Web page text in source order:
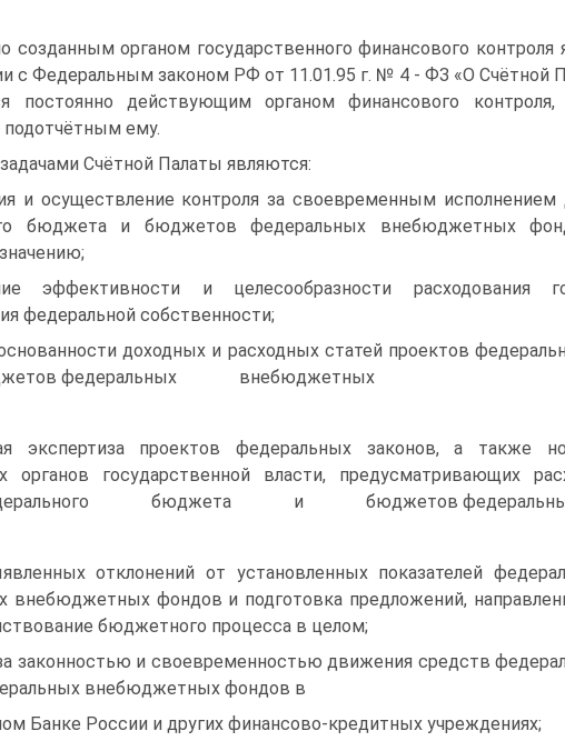
созданным органом государственного финансового контроля
с Федеральным законом РФ от 11.01.95 г. № 4 - ФЗ «О Счётной
постоянно действующим органом финансового
ему.
Счётной Палаты являются:
и осуществление контроля за своевременным
бюджета и бюджетов федеральных внебюджетных
эффективности и целесообразности расходования
федеральной собственности;
доходных и расходных статей
федеральных внебюджетных
экспертиза проектов федеральных законов, а также
органов государственной власти, предусматривающих
бюджета и бюджетов
отклонений от установленных показателей
внебюджетных фондов и подготовка предложений,
бюджетного процесса в целом;
за законностью и своевременностью движения
внебюджетных фондов в
Банке России и других финансово-кредитных учреждениях;